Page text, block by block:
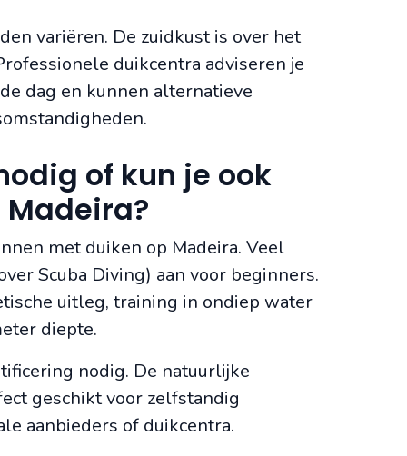
variëren. De zuidkust is over het
duikcentra adviseren je
dag en kunnen alternatieve
of kun je ook
met duiken op Madeira. Veel
Scuba Diving) aan voor beginners.
uitleg, training in ondiep water
diepte.
nodig. De natuurlijke
geschikt voor zelfstandig
aanbieders of duikcentra.